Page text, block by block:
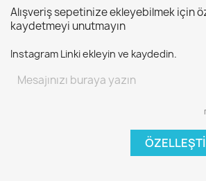
Alışveriş sepetinize ekleyebilmek için
kaydetmeyi unutmayın
Instagram Linki ekleyin ve kaydedin.